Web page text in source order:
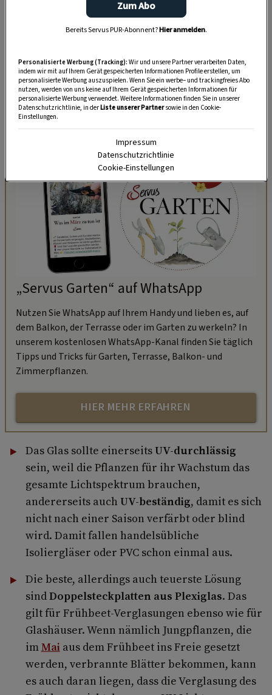
Frühbeet nicht gleich Frühbeet. Wer lang Freude
daran haben will, sollte es gut planen. „Die
sind Verglasung und Belüftung“, sagt Michael
Dastig, Chef von „Princess Gewächshäuser“ im
süd-oststeirischen Mureck.
„Servus Garten“ auf WhatsApp
Nutzen Sie WhatsApp auf Ihrem Handy und lieben es, auf
dem Balkon, der Terrasse oder im Garten zu werkeln? In
unserem kostenlosen WhatsApp-Kanal finden Sie täglich
Tipps und Tricks für Garten, Terrasse, Balkon- und
Zimmerpflanzen.
HIER MEHR ERFAHREN
Das Glas sollte einerseitsUV-durchlässig
sein, weil die Pflanzen für ihr Wachstum das
gesamte Lichtspektrum brauchen,
andererseits auch UV-beständig, damit es sich
nicht nach einer Saison verfärbt oder blind
wird. Damit fallen handelsübliche
Isoliergläser oder PVC schon einmal aus.
Die beste, allerdings auch teuerste Lösung
sindDoppelsteckplatten aus Plexiglas. Das
gilt für Frühbeet-Verglasungen ebenso wie für
Glashäuser. Wenn nämlich Jungpflanzen, die
imMai aus dem Frühbeet ins Freie gesetzt
werden, verbrannte Blätter bekommen, kann
es auch daran liegen, dass die Verglasung des
Zum Abo
Bereits Servus PUR-Abonnent?Hier anmelden.
Personalisierte Werbung (Tracking): Wir und unsere Partner verarbeiten Daten,
indem wir mit auf Ihrem Gerät gespeicherten Informationen Profile erstellen, um
personalisierte Werbung auszuspielen. Wenn Sie ein werbe– und trackingfreies Abo
nutzen, werden von uns keine auf Ihrem Gerät gespeicherten Informationen für
personalisierte Werbung verwendet. Weitere Informationen finden Sie in unserer
Datenschutzrichtlinie, in derListe unserer Partnersowie in den Cookie-
Einstellungen.
Impressum
Datenschutzrichtlinie
Cookie-Einstellungen